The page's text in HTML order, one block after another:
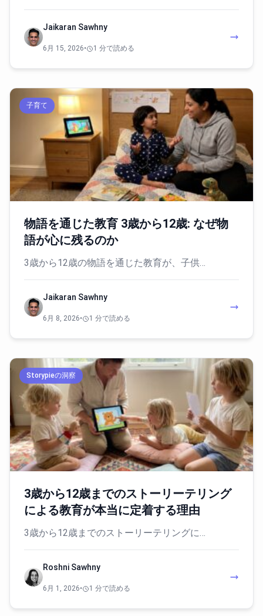
Jaikaran Sawhny
6月 15, 2026• 1 分で読める
子育て
物語を通じた教育 3歳から12歳: なぜ物
語が心に残るのか
3歳から12歳の物語を通じた教育が、子供…
Jaikaran Sawhny
6月 8, 2026• 1 分で読める
Storypieの洞察
3歳から12歳までのストーリーテリング
による教育が本当に定着する理由
3歳から12歳までのストーリーテリングに…
Roshni Sawhny
6月 1, 2026• 1 分で読める